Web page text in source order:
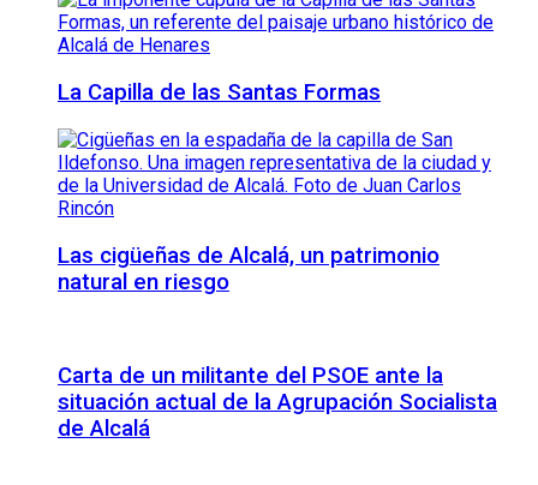
La Capilla de las Santas Formas
Las cigüeñas de Alcalá, un patrimonio
natural en riesgo
Carta de un militante del PSOE ante la
situación actual de la Agrupación Socialista
de Alcalá